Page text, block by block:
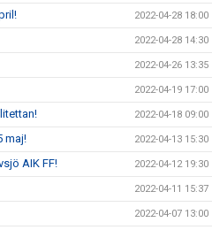
2022-04-28 18:00
2022-04-28 14:30
2022-04-26 13:35
2022-04-19 17:00
2022-04-18 09:00
maj! 2022-04-13 15:30
AIK FF! 2022-04-12 19:30
2022-04-11 15:37
2022-04-07 13:00